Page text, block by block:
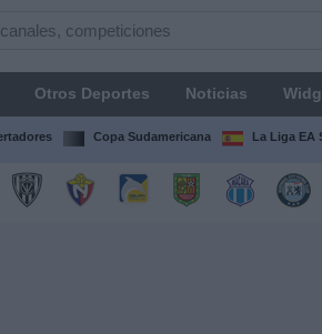
Otros Deportes Noticias
Copa Sudamericana La Liga EA